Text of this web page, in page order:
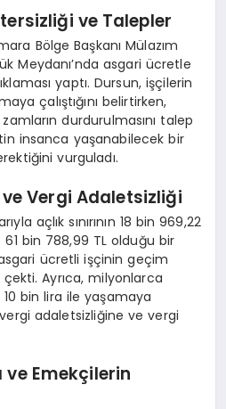
ve Talepler
Bölge Başkanı Mülazım
Meydanı’nda asgari ücretle
yaptı. Dursun, işçilerin
çalıştığını belirtirken,
durdurulmasını talep
insanca yaşanabilecek bir
vurguladı.
Vergi Adaletsizliği
açlık sınırının 18 bin 969,22
61 bin 788,99 TL olduğu bir
ücretli işçinin geçim
çekti. Ayrıca, milyonlarca
bin lira ile yaşamaya
vergi adaletsizliğine ve vergi
ve Emekçilerin